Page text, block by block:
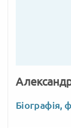
Біографія,